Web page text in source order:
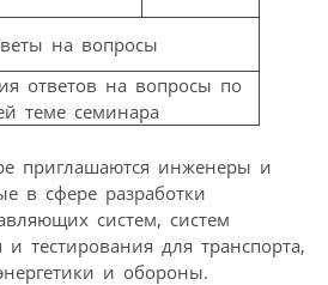
на вопросы
ответов на вопросы по
теме семинара
приглашаются инженеры и
в сфере разработки
систем, систем
тестирования для транспорта,
и обороны.